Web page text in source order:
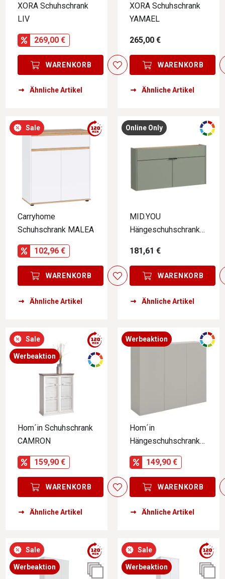
XORA Schuhschrank
LIV
269,00 €
WARENKORB
Ähnliche Artikel
XORA Schuhschrank
YAMAEL
265,00 €
WARENKORB
Ähnliche Artikel
Sale
Carryhome
Schuhschrank MALEA
102,96 €
WARENKORB
Ähnliche Artikel
Online Only
MID.YOU
Hängeschuhschrank
181,61 €
WARENKORB
Ähnliche Artikel
Sale
Werbeaktion
Hom´in Schuhschrank
CAMRON
159,90 €
WARENKORB
Ähnliche Artikel
Werbeaktion
Hom´in
Hängeschuhschrank
NEWNIQ
149,90 €
WARENKORB
Ähnliche Artikel
Sale
Werbeaktion
Sale
Werbeaktion